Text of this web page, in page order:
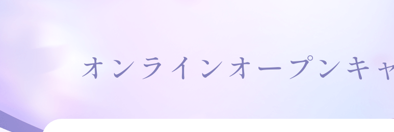
オンラインオープンキ